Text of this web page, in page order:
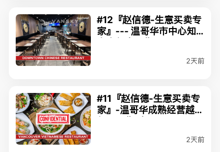
#12『赵信德-生意买卖专
家』--- 温哥华市中心知
2天前
#11『赵信德-生意买卖专
家』-温哥华成熟经营越南
2天前